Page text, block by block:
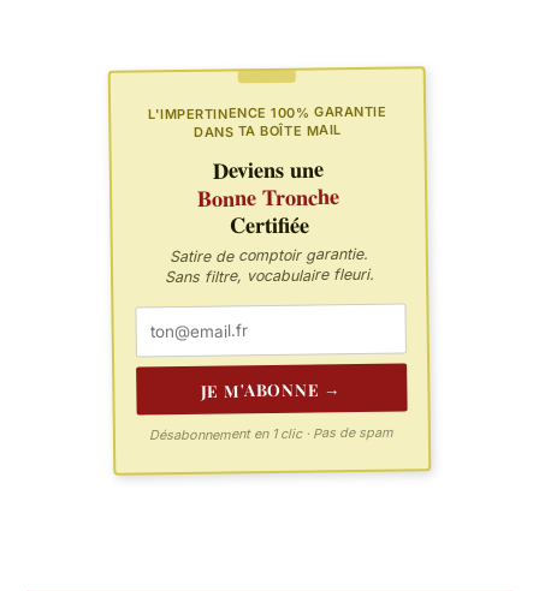
L'IMPERTINENCE 100% GARANTIE
DANS TA BOÎTE MAIL
Deviens une
Bonne Tronche
Certifiée
Satire de comptoir garantie.
Sans filtre, vocabulaire fleuri.
JE M'ABONNE →
Désabonnement en 1 clic · Pas de spam